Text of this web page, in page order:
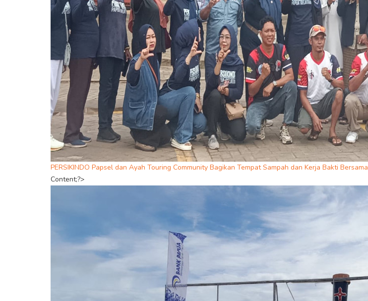
PERSIKINDO Papsel dan Ayah Touring Community Bagikan Tempat Sampah dan Kerja Bakti Bersama
Content;?>